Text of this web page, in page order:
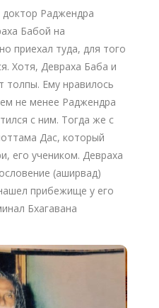
Раджендра
Бабой на
приехал туда, для того
Хотя, Девраха Баба и
толпы. Ему нравилось
не менее Раджендра
с ним. Тогда же с
Дас, который
его учеником. Девраха
(аширвад)
прибежище у его
Бхагавана